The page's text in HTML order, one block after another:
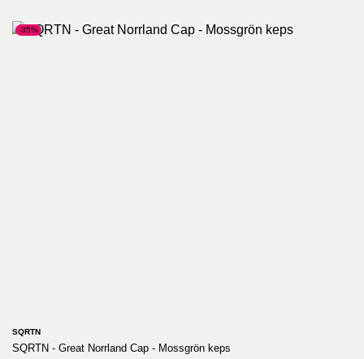
-35%
SQRTN
SQRTN - Great Norrland Cap - Mossgrön keps